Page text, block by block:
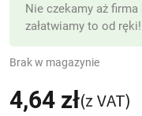
4,64 zł(z VAT)
Brak w magazynie
Nie czekamy aż
załatwiamy to od ręki!